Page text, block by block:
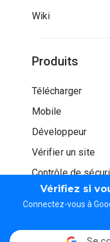
Vérifiez si
Connectez-vous à
Wiki
Produits
Télécharger
Mobile
Développeur
Vérifier un site
Contrôle de